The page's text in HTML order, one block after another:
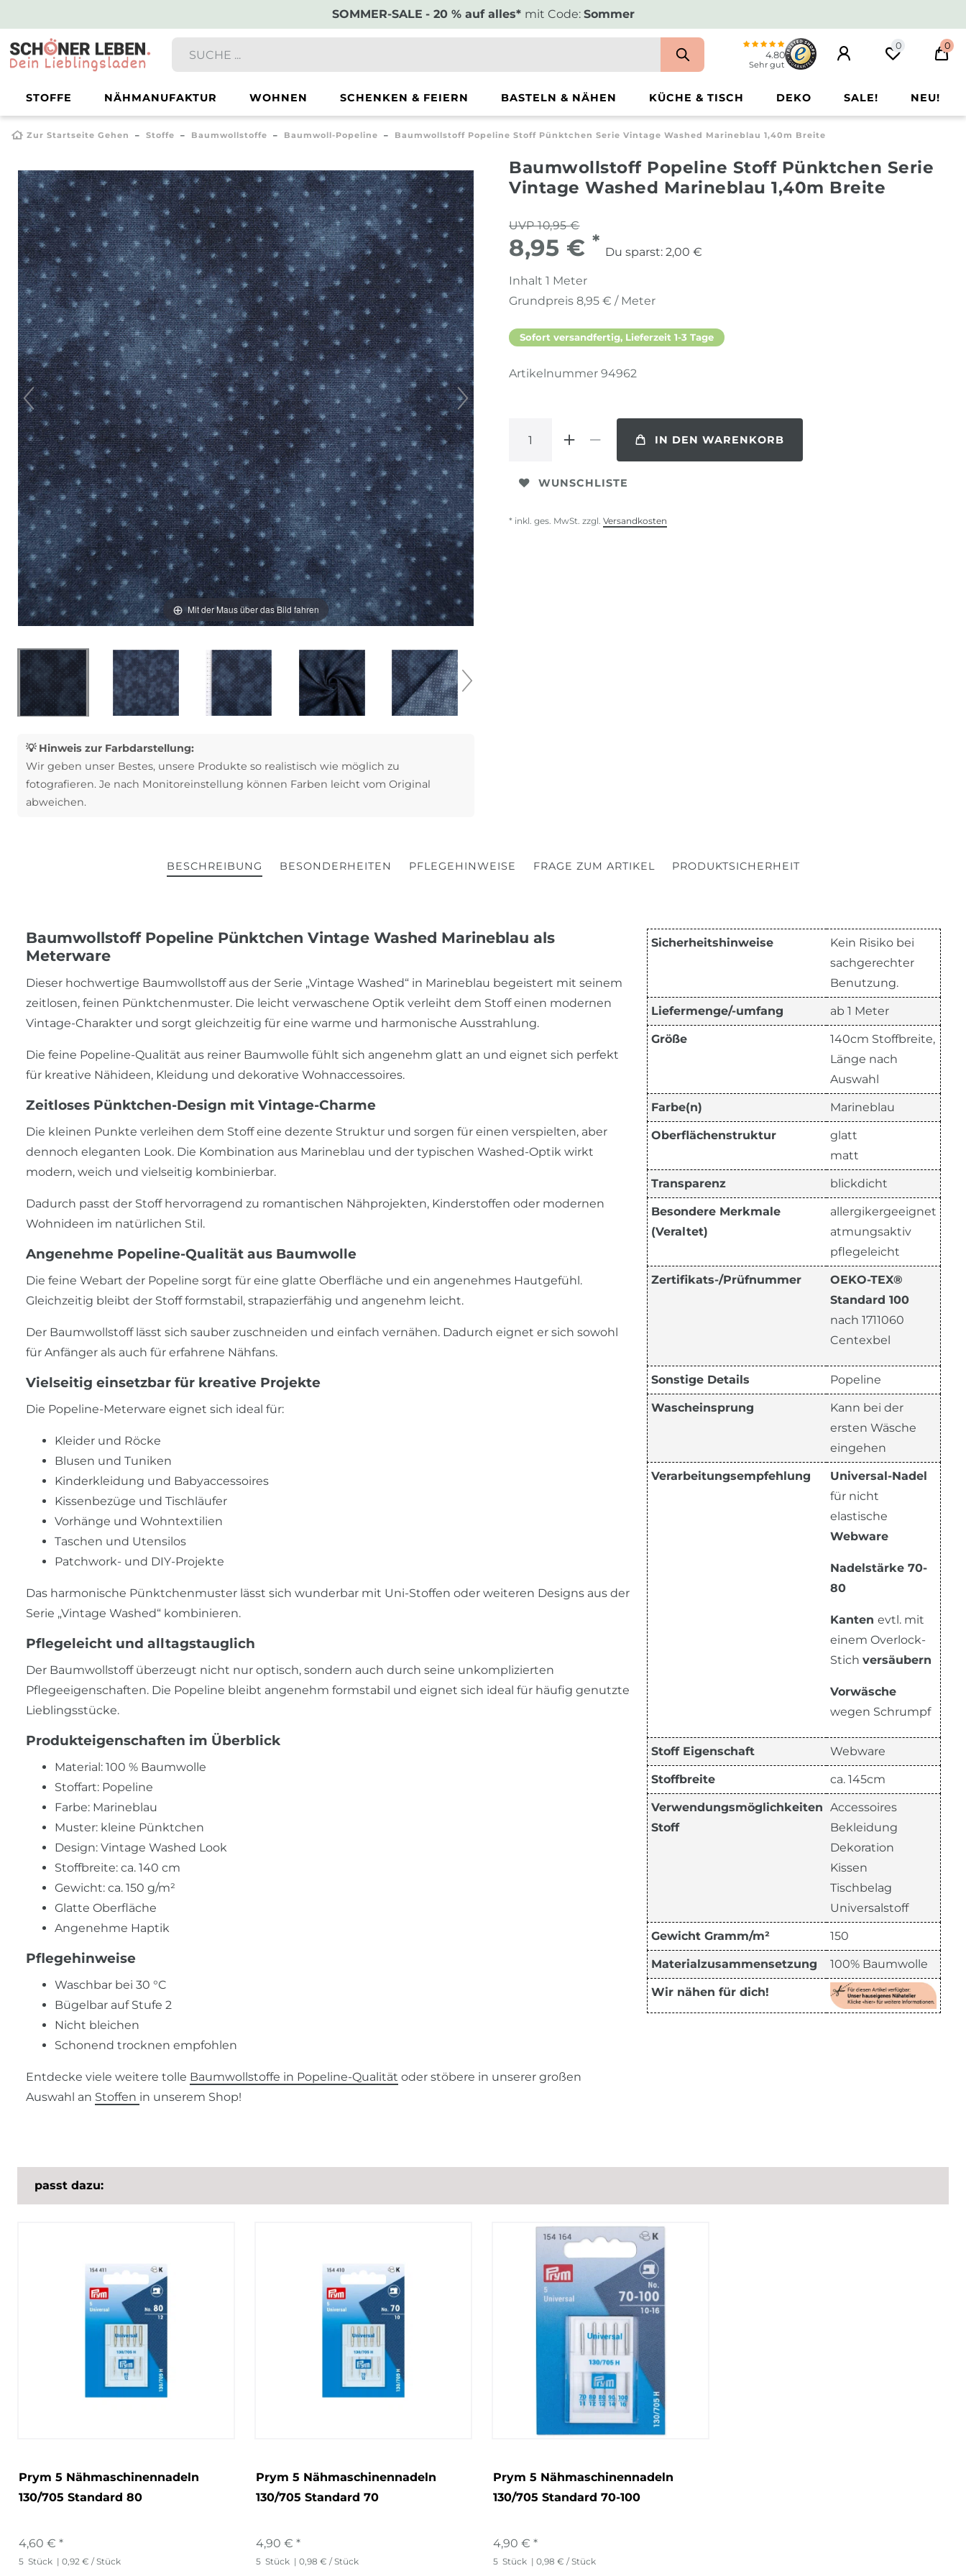
SOMMER-SALE - 20 % auf alles* mit Code: Sommer
4.80
Sehr gut
0 0
STOFFE NÄHMANUFAKTUR WOHNEN SCHENKEN & FEIERN BASTELN & NÄHEN KÜCHE & TISCH DEKO SALE! NEU!
Zur Startseite Gehen Stoffe Baumwollstoffe Baumwoll-Popeline Baumwollstoff Popeline Stoff Pünktchen Serie Vintage Washed Marineblau 1,40m Breite
Mit der Maus über das Bild fahren
💡 Hinweis zur Farbdarstellung:
Wir geben unser Bestes, unsere Produkte so realistisch wie möglich zu
fotografieren. Je nach Monitoreinstellung können Farben leicht vom Original
abweichen.
Baumwollstoff Popeline Stoff Pünktchen Serie
Vintage Washed Marineblau 1,40m Breite
UVP 10,95 €
8,95 € *
Du sparst: 2,00 €
Inhalt 1 Meter
Grundpreis 8,95 € / Meter
Sofort versandfertig, Lieferzeit 1-3 Tage
Artikelnummer 94962
IN DEN WARENKORB
WUNSCHLISTE
* inkl. ges. MwSt. zzgl. Versandkosten
BESCHREIBUNG BESONDERHEITEN PFLEGEHINWEISE FRAGE ZUM ARTIKEL PRODUKTSICHERHEIT
Baumwollstoff Popeline Pünktchen Vintage Washed Marineblau als
Meterware
Dieser hochwertige Baumwollstoff aus der Serie „Vintage Washed“ in Marineblau begeistert mit seinem
zeitlosen, feinen Pünktchenmuster. Die leicht verwaschene Optik verleiht dem Stoff einen modernen
Vintage-Charakter und sorgt gleichzeitig für eine warme und harmonische Ausstrahlung.
Die feine Popeline-Qualität aus reiner Baumwolle fühlt sich angenehm glatt an und eignet sich perfekt
für kreative Nähideen, Kleidung und dekorative Wohnaccessoires.
Zeitloses Pünktchen-Design mit Vintage-Charme
Die kleinen Punkte verleihen dem Stoff eine dezente Struktur und sorgen für einen verspielten, aber
dennoch eleganten Look. Die Kombination aus Marineblau und der typischen Washed-Optik wirkt
modern, weich und vielseitig kombinierbar.
Dadurch passt der Stoff hervorragend zu romantischen Nähprojekten, Kinderstoffen oder modernen
Wohnideen im natürlichen Stil.
Angenehme Popeline-Qualität aus Baumwolle
Die feine Webart der Popeline sorgt für eine glatte Oberfläche und ein angenehmes Hautgefühl.
Gleichzeitig bleibt der Stoff formstabil, strapazierfähig und angenehm leicht.
Der Baumwollstoff lässt sich sauber zuschneiden und einfach vernähen. Dadurch eignet er sich sowohl
für Anfänger als auch für erfahrene Nähfans.
Vielseitig einsetzbar für kreative Projekte
Die Popeline-Meterware eignet sich ideal für:
Kleider und Röcke
Blusen und Tuniken
Kinderkleidung und Babyaccessoires
Kissenbezüge und Tischläufer
Vorhänge und Wohntextilien
Taschen und Utensilos
Patchwork- und DIY-Projekte
Das harmonische Pünktchenmuster lässt sich wunderbar mit Uni-Stoffen oder weiteren Designs aus der
Serie „Vintage Washed“ kombinieren.
Pflegeleicht und alltagstauglich
Der Baumwollstoff überzeugt nicht nur optisch, sondern auch durch seine unkomplizierten
Pflegeeigenschaften. Die Popeline bleibt angenehm formstabil und eignet sich ideal für häufig genutzte
Lieblingsstücke.
Produkteigenschaften im Überblick
Material: 100 % Baumwolle
Stoffart: Popeline
Farbe: Marineblau
Muster: kleine Pünktchen
Design: Vintage Washed Look
Stoffbreite: ca. 140 cm
Gewicht: ca. 150 g/m²
Glatte Oberfläche
Angenehme Haptik
Pflegehinweise
Waschbar bei 30 °C
Bügelbar auf Stufe 2
Nicht bleichen
Schonend trocknen empfohlen
Entdecke viele weitere tolle Baumwollstoffe in Popeline-Qualität oder stöbere in unserer großen
Auswahl an Stoffen in unserem Shop!
Sicherheitshinweise
Kein Risiko bei
sachgerechter
Benutzung.
Liefermenge/-umfang ab 1 Meter
Größe
140cm Stoffbreite,
Länge nach
Auswahl
Farbe(n) Marineblau
Oberflächenstruktur
glatt
matt
Transparenz blickdicht
Besondere Merkmale
(Veraltet)
allergikergeeignet
atmungsaktiv
pflegeleicht
Zertifikats-/Prüfnummer
OEKO-TEX®
Standard 100
nach 1711060
Centexbel
Sonstige Details Popeline
Wascheinsprung
Kann bei der
ersten Wäsche
eingehen
Verarbeitungsempfehlung
Universal-Nadel
für nicht
elastische
Webware
Nadelstärke 70-
80
Kanten evtl. mit
einem Overlock-
Stich versäubern
Vorwäsche
wegen Schrumpf
Stoff Eigenschaft Webware
Stoffbreite ca. 145cm
Verwendungsmöglichkeiten
Stoff
Accessoires
Bekleidung
Dekoration
Kissen
Tischbelag
Universalstoff
Gewicht Gramm/m² 150
Materialzusammensetzung 100% Baumwolle
Wir nähen für dich!
passt dazu:
Prym 5 Nähmaschinennadeln
130/705 Standard 80
4,60 € *
5 Stück | 0,92 € / Stück
Prym 5 Nähmaschinennadeln
130/705 Standard 70
4,90 € *
5 Stück | 0,98 € / Stück
Prym 5 Nähmaschinennadeln
130/705 Standard 70-100
4,90 € *
5 Stück | 0,98 € / Stück